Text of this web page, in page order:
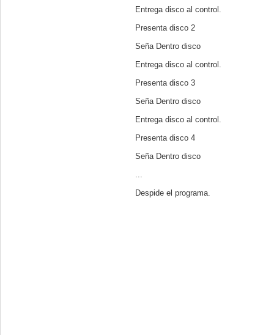
Entrega disco al control.
Presenta disco 2
Seña Dentro disco
Entrega disco al control.
Presenta disco 3
Seña Dentro disco
Entrega disco al control.
Presenta disco 4
Seña Dentro disco
...
Despide el programa.